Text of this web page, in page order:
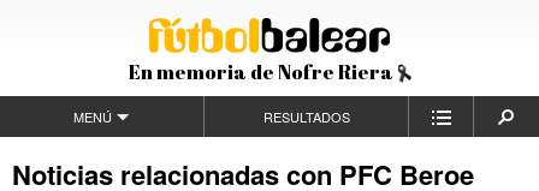
En memoria de Nofre Riera
MENÚ RESULTADOS
Noticias relacionadas con PFC Beroe